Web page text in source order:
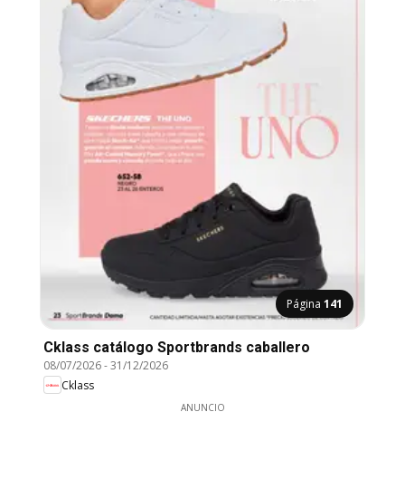
Página 141
Cklass catálogo Sportbrands caballero
08/07/2026-31/12/2026
Cklass
ANUNCIO